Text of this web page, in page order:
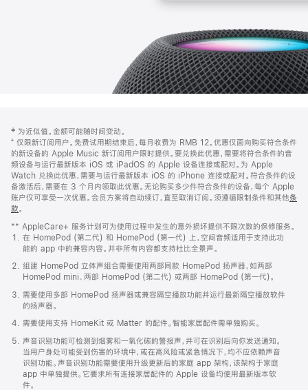
页
页
脚
注
‡ 为近似值。金额可能随时间变动。
⁺ 仅限新订阅用户。免费试用期结束后，每月收费为 RMB 12。优惠仅面向购买符合条件
的新设备的 Apple Music 新订阅用户限时提供。要兑换此优惠，需要将符合条件的音
频设备与运行最新版本 iOS 或 iPadOS 的 Apple 设备连接或配对。为 Apple
Watch 兑换此优惠，需要与运行最新版本 iOS 的 iPhone 连接或配对。符合条件的设
备激活后，需要在 3 个月内领取此优惠。无论购买多少件符合条件的设备，每个 Apple
账户仅可享受一次优惠。会员方案将自动续订，直至取消订阅。须遵循限制条件和其他条
款。
窗
口
中
打
开)
** AppleCare+ 服务计划可为使用过程中发生的意外损坏提供不限次数的保修服务。
在 HomePod (第二代) 和 HomePod (第一代) 上，空间音频适用于支持此功
能的 app 中的兼容内容。并非所有内容都支持杜比全景声。
组建 HomePod 立体声组合需要使用两部同款 HomePod 扬声器，如两部
HomePod mini、两部 HomePod (第二代) 或两部 HomePod (第一代)。
需要使用多部 HomePod 扬声器或兼容隔空播放功能并运行最新隔空播放软件
的扬声器。
需要使用支持 HomeKit 或 Matter 的配件。智能家居配件需单独购买。
声音识别功能可检测到烟雾和一氧化碳的警报声，并可在识别后向你发送通知。
当用户身处可能受到伤害的环境中，或在高风险或紧急情况下，均不应依赖声音
识别功能。声音识别功能需要使用升级更新后的家庭 app 架构，该架构于家庭
app 中单独提供。它要求所有连接家居配件的 Apple 设备均使用最新版本软
件。